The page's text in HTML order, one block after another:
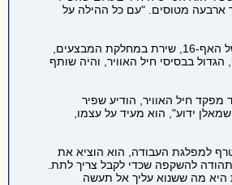
הראשון של מלחמת לבנון, ב-1982, השתתף בקרבות שבהם הפיל עוד ארבעה מטוסים. "עם כל ההילה על
תפקידי הפיקוד שלו בחיל היו מגוונים והוא שירת במרבית הבסיסים: רמת דוד, חצרים, חצור ותל נוף. ברמת דוד הקים ב-1982 את הסימולטור (מדמה הטיסה) הראשון בחיל של האף-16, שירת במחלקת המבצעים,
ופיקד על בסיס חצור. בתפקידו האחרון, ב-2001-1998, שימש מפקד בסיס חיל האוויר (בח"א) 8, בסיס תל נוף, הגדול בבסיסי חיל האוויר, והיה שותף
חיל האוויר, הודיע שפיר
ידוע", הוא מעיד על עצמו,
למפלגת העבודה, הוא הוציא את
תהודה להשקפה שכדי לקבל צריך לתת.
היא מה ששנוא עליך אל תעשה